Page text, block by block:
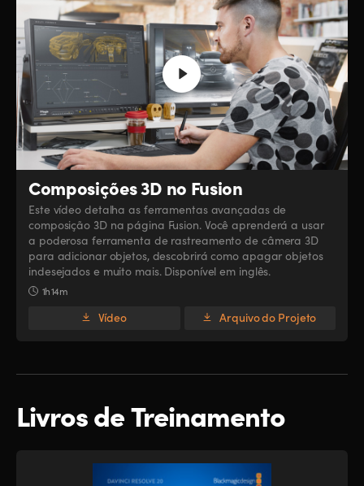
Composições 3D no Fusion
Este vídeo detalha as ferramentas avançadas de
composição 3D na página Fusion. Você aprenderá a usar
a poderosa ferramenta de rastreamento de câmera 3D
para adicionar objetos, descobrirá como apagar objetos
indesejados e muito mais. Disponível em inglês.
1h 14m
Vídeo Arquivo do Projeto
Livros de Treinamento